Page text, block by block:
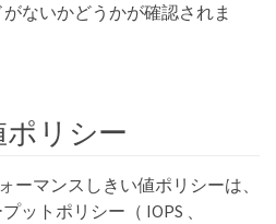
ないかどうかが確認されま
ポリシー
ーマンスしきい値ポリシーは、
ットポリシー（ IOPS 、